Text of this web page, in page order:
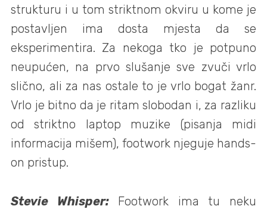
strukturu i u tom striktnom okviru u kome je
postavljen ima dosta mjesta da se
eksperimentira. Za nekoga tko je potpuno
neupućen, na prvo slušanje sve zvuči vrlo
slično, ali za nas ostale to je vrlo bogat žanr.
Vrlo je bitno da je ritam slobodan i, za razliku
od striktno laptop muzike (pisanja midi
informacija mišem), footwork njeguje hands-
on pristup.
Stevie Whisper:
Footwork ima tu neku